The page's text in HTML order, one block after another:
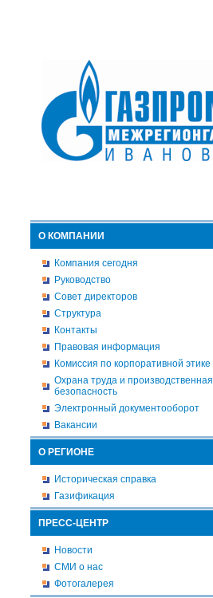
О КОМПАНИИ
Компания сегодня
Руководство
Совет директоров
Структура
Контакты
Правовая информация
Комиссия по корпоративной этике
Охрана труда и производственная
безопасность
Электронный документооборот
Вакансии
О РЕГИОНЕ
Историческая справка
Газификация
ПРЕСС-ЦЕНТР
Новости
СМИ о нас
Фотогалерея